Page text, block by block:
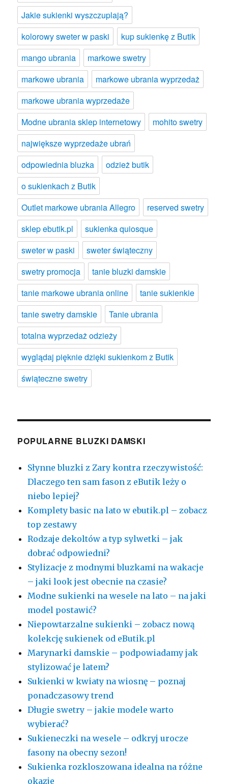
Jakie sukienki wyszczuplają?
kolorowy sweter w paski
kup sukienkę z Butik
mango ubrania
markowe swetry
markowe ubrania
markowe ubrania wyprzedaż
markowe ubrania wyprzedaże
Modne ubrania sklep internetowy
mohito swetry
największe wyprzedaże ubrań
odpowiednia bluzka
odzież butik
o sukienkach z Butik
Outlet markowe ubrania Allegro
reserved swetry
sklep ebutik.pl
sukienka quiosque
sweter w paski
sweter świąteczny
swetry promocja
tanie bluzki damskie
tanie markowe ubrania online
tanie sukienkie
tanie swetry damskie
Tanie ubrania
totalna wyprzedaż odzieży
wyglądaj pięknie dzięki sukienkom z Butik
świąteczne swetry
POPULARNE BLUZKI DAMSKI
Słynne bluzki z Zary kontra rzeczywistość:
Dlaczego ten sam fason z eButik leży o
niebo lepiej?
Komplety basic na lato w ebutik.pl – zobacz
top zestawy
Rodzaje dekoltów a typ sylwetki – jak
dobrać odpowiedni?
Stylizacje z modnymi bluzkami na wakacje
– jaki look jest obecnie na czasie?
Modne sukienki na wesele na lato – na jaki
model postawić?
Niepowtarzalne sukienki – zobacz nową
kolekcję sukienek od eButik.pl
Marynarki damskie – podpowiadamy jak
stylizować je latem?
Sukienki w kwiaty na wiosnę – poznaj
ponadczasowy trend
Długie swetry – jakie modele warto
wybierać?
Sukieneczki na wesele – odkryj urocze
fasony na obecny sezon!
Sukienka rozkloszowana idealna na różne
okazje